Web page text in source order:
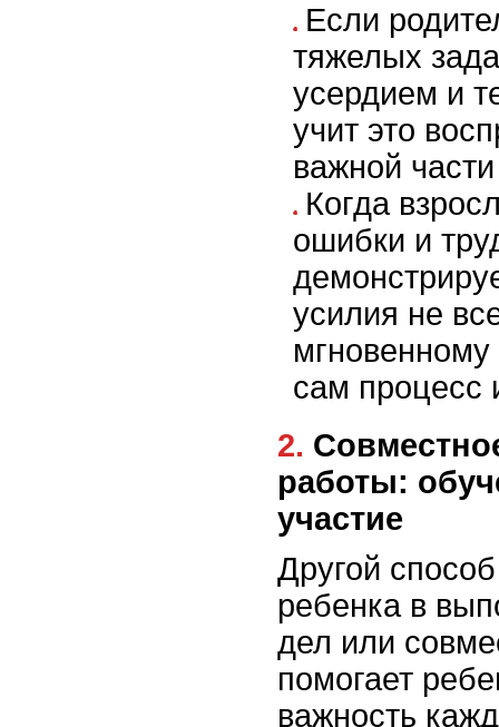
Если
тяжелых
усердием и
учит это
важной
Когда
ошибки и
усилия не
мгновенному
сам процесс
2. Совместное выполнение
работы:
участие
Другой
ребенка в
дел или
помогает
важность